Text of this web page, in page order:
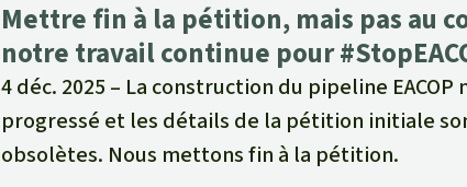
Mettre fin à la pétition, mais pas au
notre travail continue pour
4 déc. 2025
La construction du pipeline EACOP
progressé et les détails de la pétition initiale
obsolètes. Nous mettons fin à la pétition.